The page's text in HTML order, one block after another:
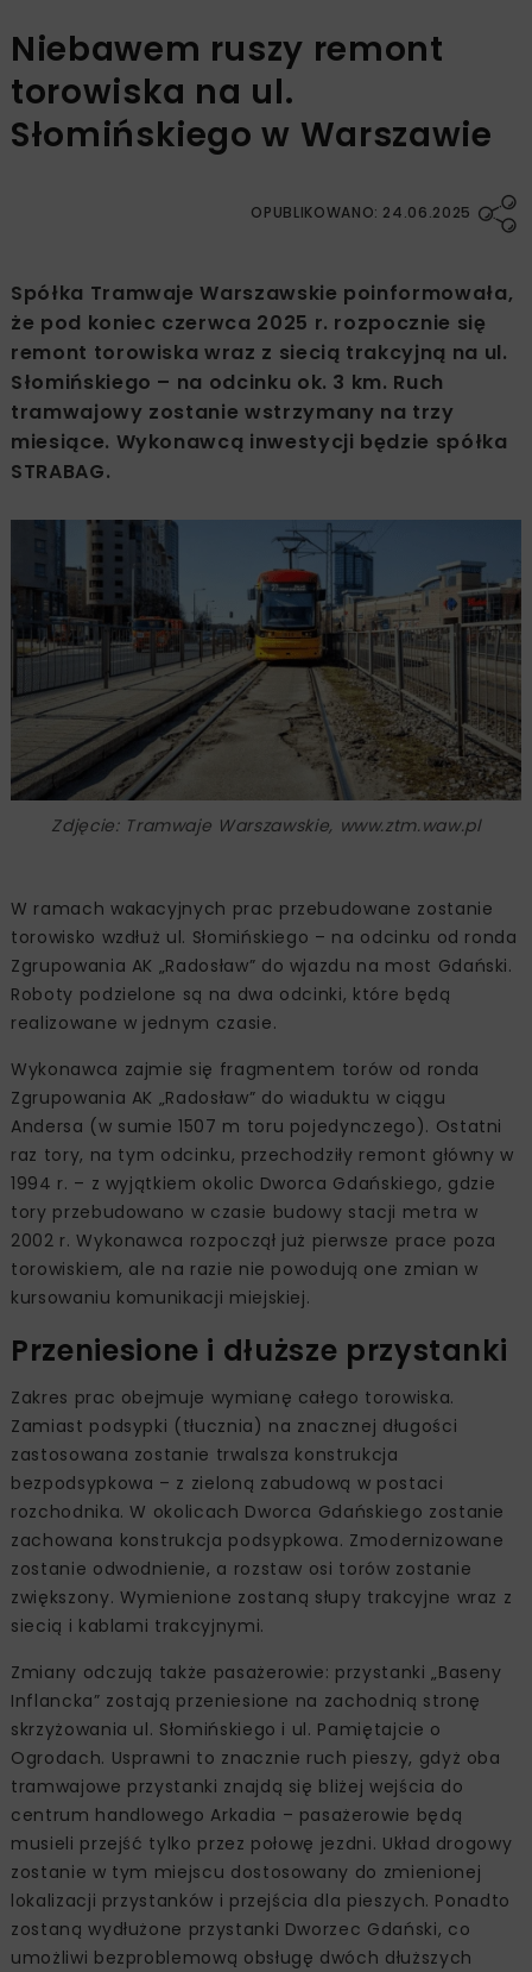
Niebawem ruszy remont
torowiska na ul.
Słomińskiego w Warszawie
OPUBLIKOWANO: 24.06.2025
Spółka Tramwaje Warszawskie poinformowała,
że pod koniec czerwca 2025 r. rozpocznie się
remont torowiska wraz z siecią trakcyjną na ul.
Słomińskiego – na odcinku ok. 3 km. Ruch
tramwajowy zostanie wstrzymany na trzy
miesiące. Wykonawcą inwestycji będzie spółka
STRABAG.
Zdjęcie: Tramwaje Warszawskie, www.ztm.waw.pl
W ramach wakacyjnych prac przebudowane zostanie
torowisko wzdłuż ul. Słomińskiego – na odcinku od ronda
Zgrupowania AK „Radosław” do wjazdu na most Gdański.
Roboty podzielone są na dwa odcinki, które będą
realizowane w jednym czasie.
Wykonawca zajmie się fragmentem torów od ronda
Zgrupowania AK „Radosław” do wiaduktu w ciągu
Andersa (w sumie 1507 m toru pojedynczego). Ostatni
raz tory, na tym odcinku, przechodziły remont główny w
1994 r. – z wyjątkiem okolic Dworca Gdańskiego, gdzie
tory przebudowano w czasie budowy stacji metra w
2002 r. Wykonawca rozpoczął już pierwsze prace poza
torowiskiem, ale na razie nie powodują one zmian w
kursowaniu komunikacji miejskiej.
Przeniesione i dłuższe przystanki
Zakres prac obejmuje wymianę całego torowiska.
Zamiast podsypki (tłucznia) na znacznej długości
zastosowana zostanie trwalsza konstrukcja
bezpodsypkowa – z zieloną zabudową w postaci
rozchodnika. W okolicach Dworca Gdańskiego zostanie
zachowana konstrukcja podsypkowa. Zmodernizowane
zostanie odwodnienie, a rozstaw osi torów zostanie
zwiększony. Wymienione zostaną słupy trakcyjne wraz z
siecią i kablami trakcyjnymi.
Zmiany odczują także pasażerowie: przystanki „Baseny
Inflancka” zostają przeniesione na zachodnią stronę
skrzyżowania ul. Słomińskiego i ul. Pamiętajcie o
Ogrodach. Usprawni to znacznie ruch pieszy, gdyż oba
tramwajowe przystanki znajdą się bliżej wejścia do
centrum handlowego Arkadia – pasażerowie będą
musieli przejść tylko przez połowę jezdni. Układ drogowy
zostanie w tym miejscu dostosowany do zmienionej
lokalizacji przystanków i przejścia dla pieszych. Ponadto
zostaną wydłużone przystanki Dworzec Gdański, co
umożliwi bezproblemową obsługę dwóch dłuższych